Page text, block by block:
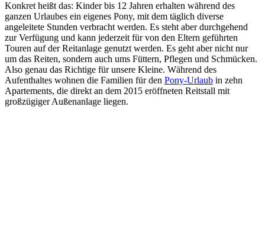
Konkret heißt das: Kinder bis 12 Jahren erhalten während des
ganzen Urlaubes ein eigenes Pony, mit dem täglich diverse
angeleitete Stunden verbracht werden. Es steht aber durchgehend
zur Verfügung und kann jederzeit für von den Eltern geführten
Touren auf der Reitanlage genutzt werden. Es geht aber nicht nur
um das Reiten, sondern auch ums Füttern, Pflegen und Schmücken.
Also genau das Richtige für unsere Kleine. Während des
Aufenthaltes wohnen die Familien für den Pony-Urlaub in zehn
Apartements, die direkt an dem 2015 eröffneten Reitstall mit
großzügiger Außenanlage liegen.